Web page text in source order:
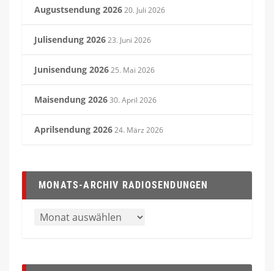
Augustsendung 202620. Juli 2026
Julisendung 202623. Juni 2026
Junisendung 202625. Mai 2026
Maisendung 202630. April 2026
Aprilsendung 202624. März 2026
MONATS-ARCHIV RADIOSENDUNGEN